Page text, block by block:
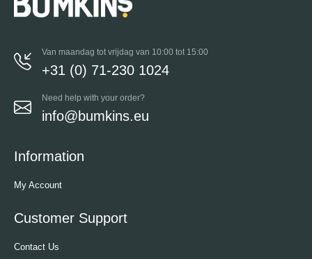
Van maandag tot vrijdag van 10:00 tot 15:00
+31 (0) 71-230 1024
Need help with your order?
info@bumkins.eu
Information
My Account
Customer Support
Contact Us